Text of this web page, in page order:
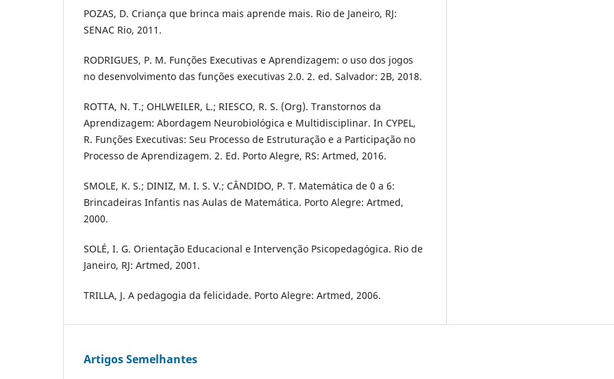
POZAS, D. Criança que brinca mais aprende mais. Rio de Janeiro, RJ:
SENAC Rio, 2011.
RODRIGUES, P. M. Funções Executivas e Aprendizagem: o uso dos jogos
no desenvolvimento das funções executivas 2.0. 2. ed. Salvador: 2B, 2018.
ROTTA, N. T.; OHLWEILER, L.; RIESCO, R. S. (Org). Transtornos da
Aprendizagem: Abordagem Neurobiológica e Multidisciplinar. In CYPEL,
R. Funções Executivas: Seu Processo de Estruturação e a Participação no
Processo de Aprendizagem. 2. Ed. Porto Alegre, RS: Artmed, 2016.
SMOLE, K. S.; DINIZ, M. I. S. V.; CÂNDIDO, P. T. Matemática de 0 a 6:
Brincadeiras Infantis nas Aulas de Matemática. Porto Alegre: Artmed,
2000.
SOLÉ, I. G. Orientação Educacional e Intervenção Psicopedagógica. Rio de
Janeiro, RJ: Artmed, 2001.
TRILLA, J. A pedagogia da felicidade. Porto Alegre: Artmed, 2006.
Artigos Semelhantes